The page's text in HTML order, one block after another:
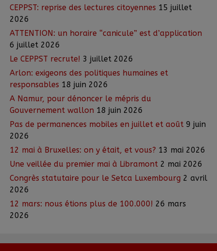
CEPPST: reprise des lectures citoyennes 15 juillet
2026
ATTENTION: un horaire “canicule” est d’application
6 juillet 2026
Le CEPPST recrute! 3 juillet 2026
Arlon: exigeons des politiques humaines et
responsables 18 juin 2026
A Namur, pour dénoncer le mépris du
Gouvernement wallon 18 juin 2026
Pas de permanences mobiles en juillet et août 9 juin
2026
12 mai à Bruxelles: on y était, et vous? 13 mai 2026
Une veillée du premier mai à Libramont 2 mai 2026
Congrès statutaire pour le Setca Luxembourg 2 avril
2026
12 mars: nous étions plus de 100.000! 26 mars
2026